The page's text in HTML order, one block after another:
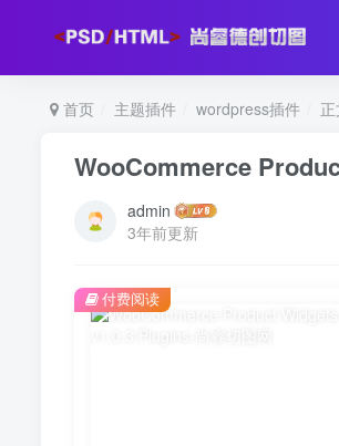
首页 主题插件 wordpress插件
WooCommerce
admin
3年前更新
付费阅读